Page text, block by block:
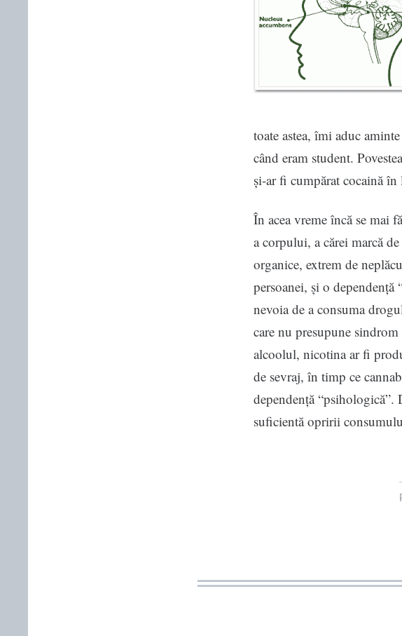
toate astea, îmi aduc
când eram student.
și-ar fi cumpărat cocaină în
În acea vreme încă se mai
a corpului, a cărei marcă
organice, extrem de
persoanei, și o
nevoia de a consuma
care nu presupune
alcoolul, nicotina ar fi
de sevraj, în timp ce
dependență “psihologică”.
suficientă opririi